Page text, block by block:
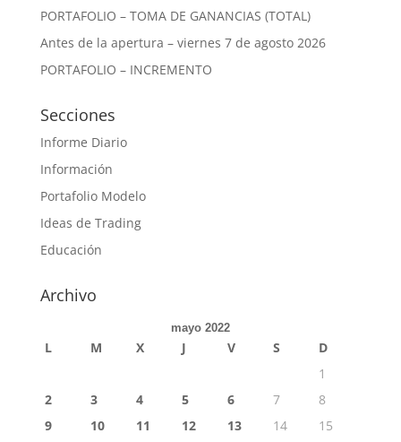
PORTAFOLIO – TOMA DE GANANCIAS (TOTAL)
Antes de la apertura – viernes 7 de agosto 2026
PORTAFOLIO – INCREMENTO
Secciones
Informe Diario
Información
Portafolio Modelo
Ideas de Trading
Educación
Archivo
mayo 2022
L M X J V S
D
1
2
3 4 5 6 7
8
9
10 11 12 13 14
15